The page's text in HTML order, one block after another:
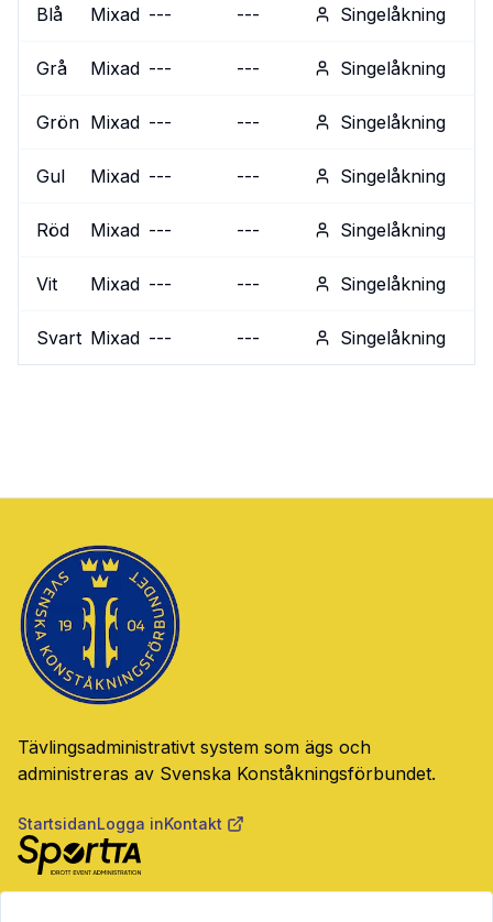
Blå Mixad --- --- Singelåkning
Grå Mixad --- --- Singelåkning
Grön Mixad --- --- Singelåkning
Gul Mixad --- --- Singelåkning
Röd Mixad --- --- Singelåkning
Vit Mixad --- --- Singelåkning
Svart Mixad --- --- Singelåkning
Tävlingsadministrativt system som ägs och
administreras av Svenska Konståkningsförbundet.
StartsidanLogga inKontakt